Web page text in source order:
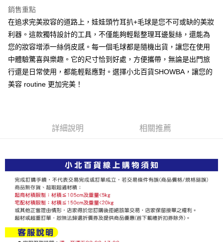
Google Pay
AFTEE先享後付
相關說明
【關於「AFTEE先享後付」】
AFTEE先享後付是「在收到商品之後才付款」的支付方式。 讓您購物簡單
便利好安心！
１．簡單：不需註冊會員、不需綁卡、不需儲值。
２．便利：只要手機號碼，簡訊認證，即可結帳。
結帳頁面，進行簡訊認證並確認金額後，即可完成結帳。
※ 請注意：結帳手續完成當下不需立刻繳費，但若您需要取消訂單，請聯絡
購買商品的店家。未經商家同意取消之訂單仍視為有效，需透過AFTEE先享
後付繳納相關費用。
※ 交易是否成功請以「AFTEE先享後付 」之結帳頁面顯示為準，若有關於
是否繳費成功／繳費後需取消欲退款等相關疑問，請聯繫「AFTEE先享後付
客戶支援中心」https://netprotections.freshdesk.com/support/home
【注意事項】
１．透過由恩沛科技股份有限公司提供之「AFTEE先享後付」服務完成之交
付款後全家取貨
7-11取貨付款
每筆NT$60，滿NT$599(含以上)免運費
付款後7-11取貨
每筆NT$60，滿NT$599(含以上)免運費
宅配
每筆NT$120，滿NT$899(含以上)免運費
銷售重點
在追求完美妝容的道路上，娃娃頭竹耳扒+毛球是您不可或缺的美妝
利器。這款獨特設計的工具，不僅能夠輕鬆整理耳邊髮絲，還能為
您的妝容增添一絲俏皮感。每一個毛球都是隨機出貨，讓您在使用
中體驗驚喜與樂趣。它的尺寸恰到好處，方便攜帶，無論是出門旅
行還是日常使用，都能輕鬆應對。選擇小北百貨SHOWBA，讓您的
美容 routine 更加完美！
詳細說明 相關推薦